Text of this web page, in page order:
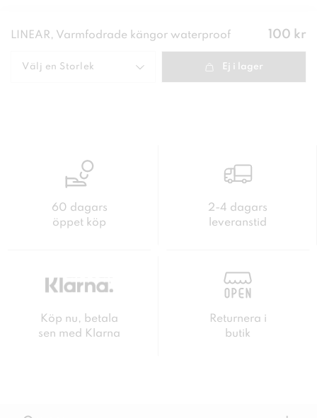
LINEAR, Varmfodrade kängor waterproof Pris:
100 kr
Välj en Storlek Ej i lager
60 dagars
öppet köp
2-4 dagars
leveranstid
Köp nu, betala
sen med Klarna
Returnera i
butik